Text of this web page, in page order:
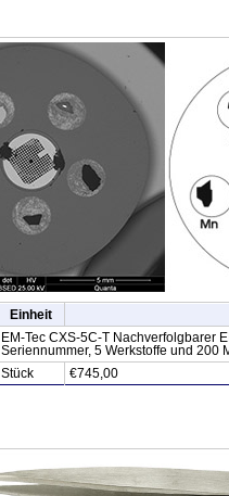
Einheit
EM-Tec CXS-5C-T Nachverfolgbarer
Seriennummer, 5 Werkstoffe und 200
Stück
€745,00